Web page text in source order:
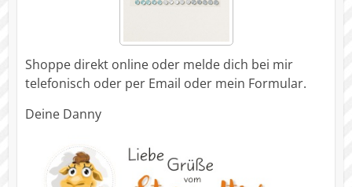
Shoppe direkt online oder melde dich bei mir
telefonisch oder per Email oder mein Formular.
Deine Danny